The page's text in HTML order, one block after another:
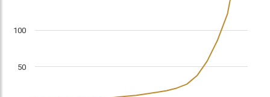
50
100